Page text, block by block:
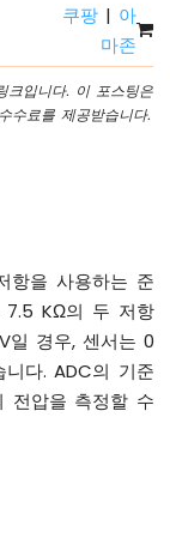
쿠팡 | 아
마존
입니다. 이 포스팅은
수료를 제공받습니다.
항을 사용하는 준
7.5 KΩ의 두 저항
일 경우, 센서는 0
다. ADC의 기준
전압을 측정할 수